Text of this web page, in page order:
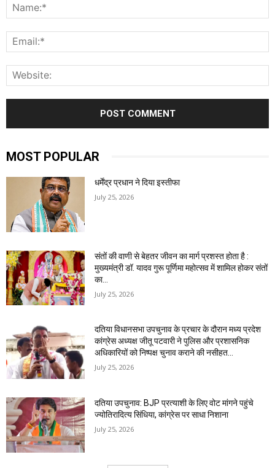
MOST POPULAR
धर्मेंद्र प्रधान ने दिया इस्तीफा
July 25, 2026
संतों की वाणी से बेहतर जीवन का मार्ग प्रशस्त होता है :
मुख्यमंत्री डॉ. यादव गुरू पूर्णिमा महोत्सव में शामिल होकर संतों
का...
July 25, 2026
दतिया विधानसभा उपचुनाव के प्रचार के दौरान मध्य प्रदेश
कांग्रेस अध्यक्ष जीतू पटवारी ने पुलिस और प्रशासनिक
अधिकारियों को निष्पक्ष चुनाव कराने की नसीहत...
July 25, 2026
दतिया उपचुनाव: BJP प्रत्याशी के लिए वोट मांगने पहुंचे
ज्योतिरादित्य सिंधिया, कांग्रेस पर साधा निशाना
July 25, 2026